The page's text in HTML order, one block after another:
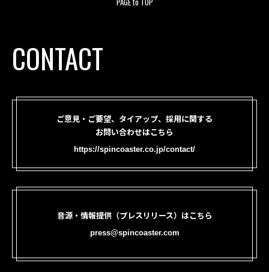
CONTACT
ご意見・ご要望、タイアップ、採用に関する
お問い合わせはこちら
https://spincoaster.co.jp/contact/
音源・情報提供（プレスリリース）はこちら
press@spincoaster.com